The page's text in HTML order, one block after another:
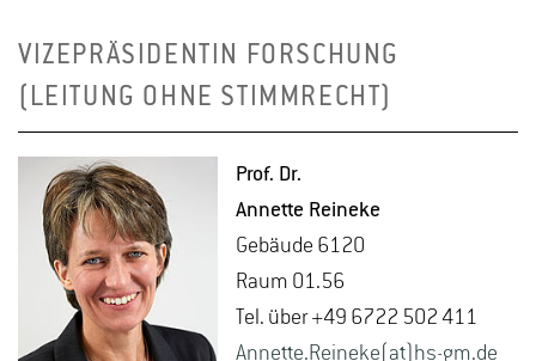
VIZEPRÄSIDENTIN FORSCHUNG
(LEITUNG OHNE STIMMRECHT)
Prof. Dr.
An­net­te Rei­ne­ke
Ge­bäu­de 6120
Raum 01.56
Tel. über +49 6722 502 411
An­net­te.Rei­ne­ke(at)hs-​gm.​de